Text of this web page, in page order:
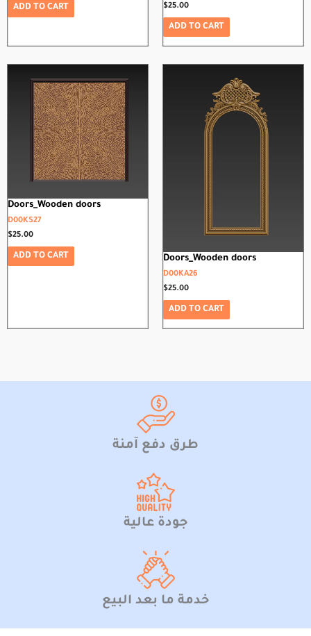
ADD TO CART
$25.00
ADD TO CART
Doors_Wooden doors
D00KS27
$25.00
ADD TO CART Doors_Wooden doors
D00KA26
$25.00
ADD TO CART
طرق دفع آمنة
جودة عالية
خدمة ما بعد البيع